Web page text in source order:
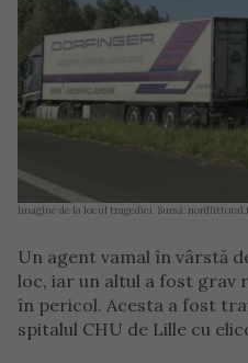
Imagine de la locul tragediei. Sursă:
Un agent vamal în vârstă
loc, iar un altul a fost grav
în pericol. Acesta a fost
spitalul CHU de Lille cu